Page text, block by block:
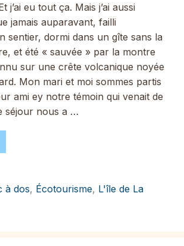
j’ai eu tout ça. Mais j’ai aussi
jamais auparavant, failli
sentier, dormi dans un gîte sans la
et été « sauvée » par la montre
sur une crête volcanique noyée
Mon mari et moi sommes partis
ami ey notre témoin qui venait de
séjour nous a …
à dos, Écotourisme, L'île de La